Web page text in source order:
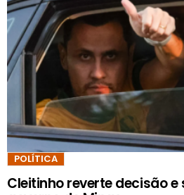
POLÍTICA
Cleitinho reverte decisão